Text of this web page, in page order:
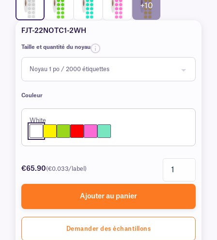
+10
FJT-22NOTC1-2WH
Taille et quantité du noyau
Couleur
White
€65.90(€0.033/label)
Ajouter au panier
Demander des échantillons